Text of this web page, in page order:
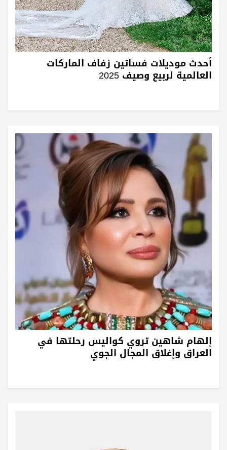
أحدث موديلات فساتين زفاف الماركات
العالمية لربيع وصيف 2025
إلهام شاهين تروي كواليس رحلتها في
العراق وإغلاق المجال الجوي